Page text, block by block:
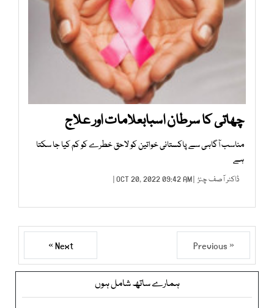
چھاتی کا سرطان اسبابعلامات اور علاج
مناسب آگاہی سے پاکستانی خواتین کو لاحق خطرے کو کم کیا جا سکتا
ہے
ڈاکٹر آصف چنڑ | OCT 20, 2022 09:42 AM |
« Previous
Next »
ہمارے ساتھ شامل ہوں